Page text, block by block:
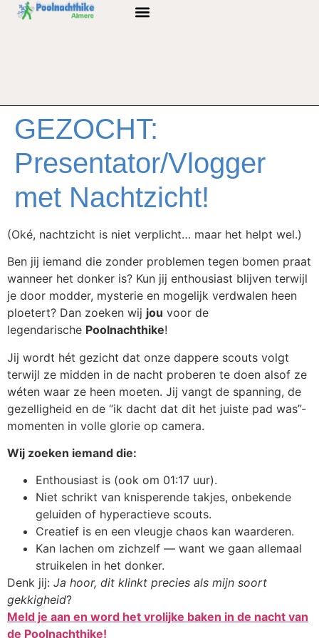
GEZOCHT:
Presentator/Vlogger
met Nachtzicht!
(Oké, nachtzicht is niet verplicht… maar het helpt wel.)
Ben jij iemand die zonder problemen tegen bomen praat
wanneer het donker is? Kun jij enthousiast blijven terwijl
je door modder, mysterie en mogelijk verdwalen heen
ploetert? Dan zoeken wij jou voor de
legendarische Poolnachthike!
Jij wordt hét gezicht dat onze dappere scouts volgt
terwijl ze midden in de nacht proberen te doen alsof ze
wéten waar ze heen moeten. Jij vangt de spanning, de
gezelligheid en de “ik dacht dat dit het juiste pad was”-
momenten in volle glorie op camera.
Wij zoeken iemand die:
Enthousiast is (ook om 01:17 uur).
Niet schrikt van knisperende takjes, onbekende
geluiden of hyperactieve scouts.
Creatief is en een vleugje chaos kan waarderen.
Kan lachen om zichzelf — want we gaan allemaal
struikelen in het donker.
Denk jij: Ja hoor, dit klinkt precies als mijn soort
gekkigheid?
Meld je aan en word het vrolijke baken in de nacht van
de Poolnachthike!